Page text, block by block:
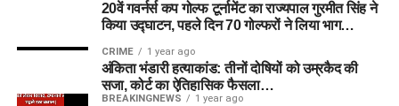
20वें गवर्नर्स कप गोल्फ टूर्नामेंट का राज्यपाल गुरमीत सिंह ने
किया उद्घाटन, पहले दिन 70 गोल्फरों ने लिया भाग…
CRIME 1 year ago
अंकिता भंडारी हत्याकांड: तीनों दोषियों को उम्रकैद की
सजा, कोर्ट का ऐतिहासिक फैसला…
BREAKINGNEWS 1 year ago